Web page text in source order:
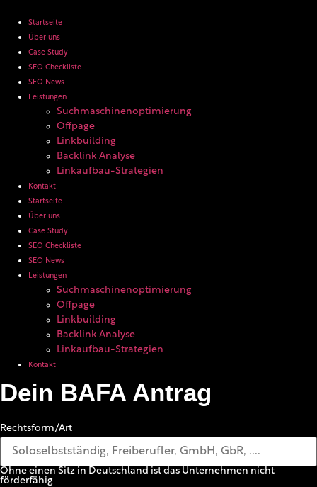
Inhalt
wechseln
Startseite
Über uns
Case Study
SEO Checkliste
SEO News
Leistungen
Suchmaschinenoptimierung
Offpage
Linkbuilding
Backlink Analyse
Linkaufbau-Strategien
Kontakt
Startseite
Über uns
Case Study
SEO Checkliste
SEO News
Leistungen
Suchmaschinenoptimierung
Offpage
Linkbuilding
Backlink Analyse
Linkaufbau-Strategien
Kontakt
Dein BAFA Antrag
Rechtsform/Art
Ohne einen Sitz in Deutschland ist das Unternehmen nicht
förderfähig